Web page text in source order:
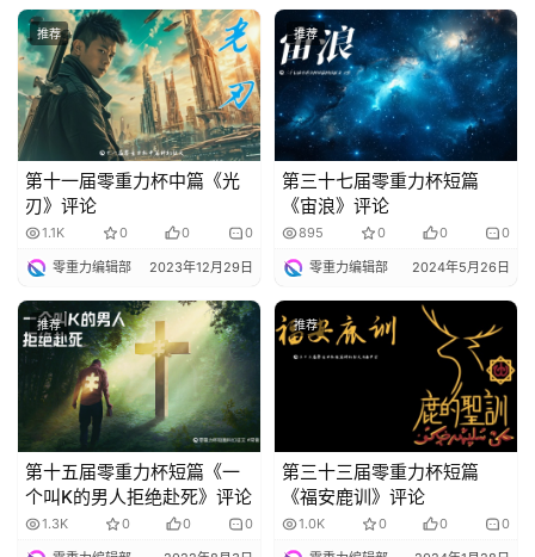
幻
小
说
库
推荐
第十一届零重力杯中篇《光
刃》评论
1.1K 0 0 0
零重力编辑部 2023年12月29日
推荐
第三十七届零重力杯短篇
《宙浪》评论
895 0 0 0
零重力编辑部 2024年5月26日
推荐
第十五届零重力杯短篇《一
个叫K的男人拒绝赴死》评论
1.3K 0 0 0
推荐
第三十三届零重力杯短篇
《福安鹿训》评论
1.0K 0 0 0